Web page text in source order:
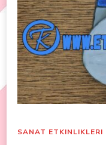
SANAT ETKINLIKLERI